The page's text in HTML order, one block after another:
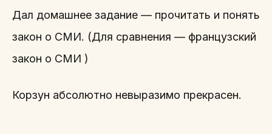
Дал домашнее задание — прочитать и понять
закон о СМИ. (Для сравнения — французский
закон о СМИ )
Корзун абсолютно невыразимо прекрасен.